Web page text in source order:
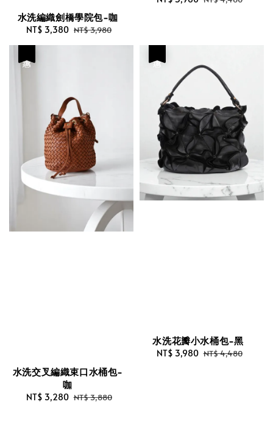
水洗編織劍橋學院包-咖
Sale
price
NT$ 3,380 Regular
price
NT$ 3,980
水洗交叉編織束口水桶包-
咖
Sale
NT$ 3,280 Regular
NT$ 3,880
水洗花瓣小水桶包-黑
Sale
NT$ 3,980 Regular
NT$ 4,480